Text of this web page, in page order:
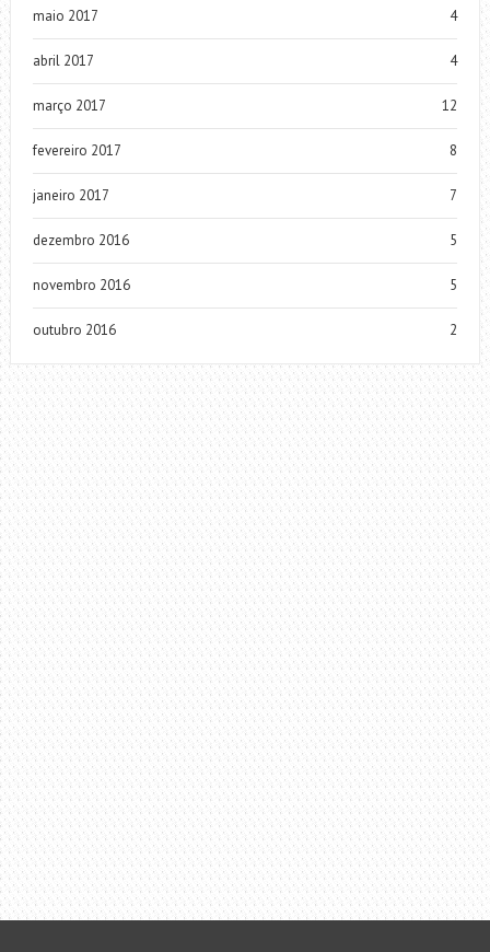
maio 2017 4
abril 2017 4
março 2017 12
fevereiro 2017 8
janeiro 2017 7
dezembro 2016 5
novembro 2016 5
outubro 2016 2